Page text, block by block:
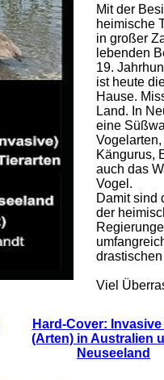
Mit der
heimische
in großer
lebenden
19.
ist heute
Hause.
Land. In
eine
Kängurus,
auch das
Vogel.
Damit sind
der
Viel
Hard-Cover: Invasive
(Arten) in Australien
Neuseeland